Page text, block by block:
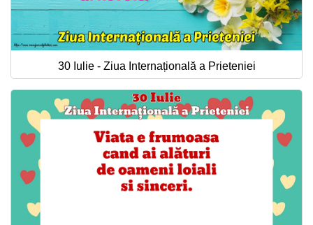
30 Iulie - Ziua Internațională a Prieteniei